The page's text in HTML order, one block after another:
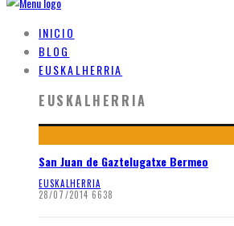
INICIO
BLOG
EUSKALHERRIA
EUSKALHERRIA
San Juan de Gaztelugatxe Bermeo
EUSKALHERRIA
28/07/2014 6638